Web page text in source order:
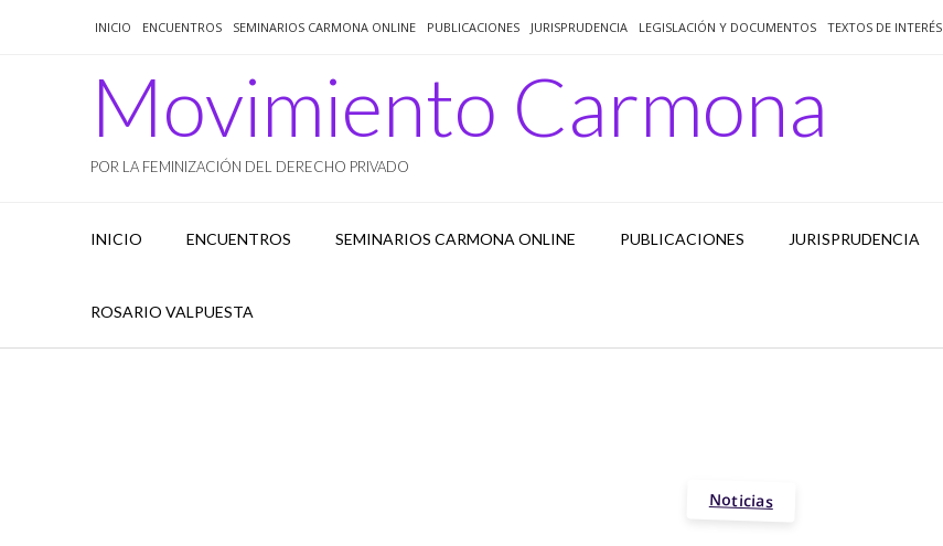
INICIO ENCUENTROS SEMINARIOS CARMONA ONLINE PUBLICACIONES JURISPRUDENCIA LEGISLACIÓN Y DOCUMENTOS TEXTOS DE INTERÉS
Movimiento Carmona
POR LA FEMINIZACIÓN DEL DERECHO PRIVADO
INICIO ENCUENTROS SEMINARIOS CARMONA ONLINE PUBLICACIONES JURISPRUDENCIA
ROSARIO VALPUESTA
Noticias